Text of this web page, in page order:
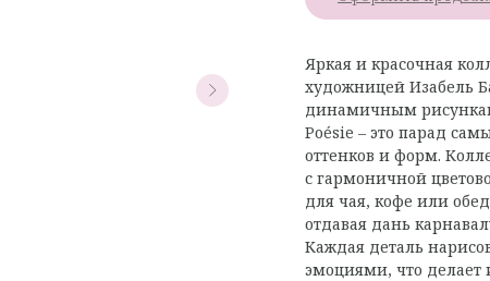
Яркая и красочная
художницей Изабель
динамичным
Poésie – это парад
оттенков и форм.
с гармоничной
для чая, кофе или
отдавая дань
Каждая деталь
эмоциями, что